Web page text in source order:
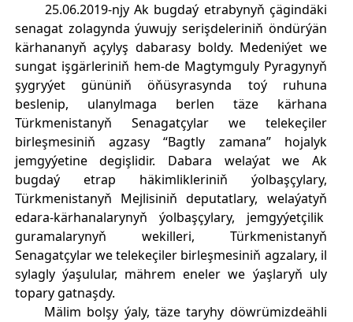
25.06.2019-njy Ak bugdaý etrabynyň çägindäki
senagat zolagynda ýuwujy serişdeleriniň öndürýän
kärhananyň açylyş dabarasy boldy. Medeniýet we
sungat işgärleriniň hem-de Magtymguly Pyragynyň
şygryýet gününiň öňüsyrasynda toý ruhuna
beslenip, ulanylmaga berlen täze kärhana
Türkmenistanyň Senagatçylar we telekeçiler
birleşmesiniň agzasy “Bagtly zamana” hojalyk
jemgyýetine degişlidir. Dabara welaýat we Ak
bugdaý etrap häkimlikleriniň ýolbaşçylary,
Türkmenistanyň Mejlisiniň deputatlary, welaýatyň
edara-kärhanalarynyň ýolbaşçylary, jemgyýetçilik
guramalarynyň wekilleri, Türkmenistanyň
Senagatçylar we telekeçiler birleşmesiniň agzalary, il
sylagly ýaşulular, mährem eneler we ýaşlaryň uly
topary gatnaşdy.
Mälim bolşy ýaly, täze taryhy döwrümizdeähli